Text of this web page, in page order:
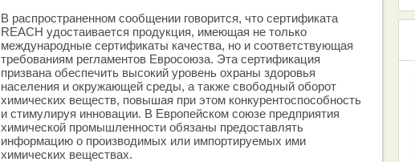
В распространенном сообщении говорится, что сертификата
REACH удостаивается продукция, имеющая не только
международные сертификаты качества, но и соответствующая
требованиям регламентов Евросоюза. Эта сертификация
призвана обеспечить высокий уровень охраны здоровья
населения и окружающей среды, а также свободный оборот
химических веществ, повышая при этом конкурентоспособность
и стимулируя инновации. В Европейском союзе предприятия
химической промышленности обязаны предоставлять
информацию о производимых или импортируемых ими
химических веществах.